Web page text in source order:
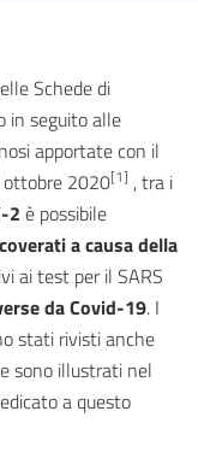
Schede di
in seguito alle
apportate con il
ottobre 2020[1] , tra i
2 è possibile
a causa della
ai test per il SARS
da Covid-19. I
stati rivisti anche
sono illustrati nel
a questo